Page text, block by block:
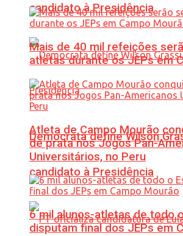
candidato à Presidência
Democrata define Wilson
candidato à Presidência
Mais de 40 mil refeições
atletas durante os JEPs em
Atleta de Campo Mourão
de prata nos Jogos Pan-
Universitários, no Peru
6 mil alunos-atletas de todo
disputam final dos JEPs em